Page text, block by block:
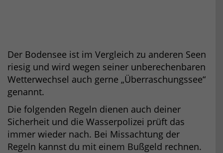
Der Bodensee ist im Vergleich zu anderen Seen
riesig und wird wegen seiner unberechenbaren
Wetterwechsel auch gerne „Überraschungssee“
genannt.
Die folgenden Regeln dienen auch deiner
Sicherheit und die Wasserpolizei prüft das
immer wieder nach. Bei Missachtung der
Regeln kannst du mit einem Bußgeld rechnen.